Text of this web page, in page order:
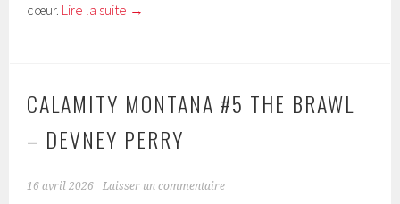
cœur. Lire la suite →
CALAMITY MONTANA #5 THE BRAWL
– DEVNEY PERRY
16 avril 2026 Laisser un commentaire